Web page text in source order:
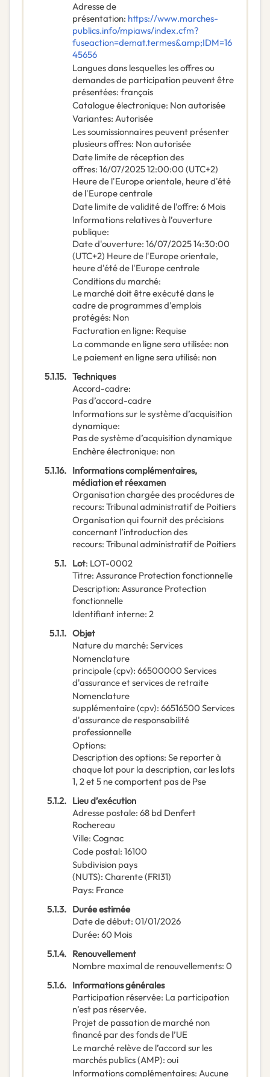
Adresse de
présentation: https://www.marches-
publics.info/mpiaws/index.cfm?
fuseaction=demat.termes&amp;IDM=16
45656
Langues dans lesquelles les offres ou
demandes de participation peuvent être
présentées: français
Catalogue électronique: Non autorisée
Variantes: Autorisée
Les soumissionnaires peuvent présenter
plusieurs offres: Non autorisée
Date limite de réception des
offres: 16/07/202512:00:00 (UTC+2)
Heure de l'Europe orientale, heure d'été
de l'Europe centrale
Date limite de validité de l’offre: 6 Mois
Informations relatives à l’ouverture
publique:
Date d'ouverture: 16/07/202514:30:00
(UTC+2) Heure de l'Europe orientale,
heure d'été de l'Europe centrale
Conditions du marché:
Le marché doit être exécuté dans le
cadre de programmes d’emplois
protégés: Non
Facturation en ligne: Requise
La commande en ligne sera utilisée: non
Le paiement en ligne sera utilisé: non
5.1.15. Techniques
Accord-cadre:
Pas d’accord-cadre
Informations sur le système d’acquisition
dynamique:
Pas de système d’acquisition dynamique
Enchère électronique: non
5.1.16. Informations complémentaires,
médiation et réexamen
Organisation chargée des procédures de
recours: Tribunal administratif de Poitiers
Organisation qui fournit des précisions
concernant l’introduction des
recours: Tribunal administratif de Poitiers
5.1. Lot: LOT-0002
Titre: Assurance Protection fonctionnelle
Description: Assurance Protection
fonctionnelle
Identifiant interne: 2
5.1.1. Objet
Nature du marché: Services
Nomenclature
principale(cpv): 66500000 Services
d'assurance et services de retraite
Nomenclature
supplémentaire(cpv): 66516500 Services
d'assurance de responsabilité
professionnelle
Options:
Description des options: Se reporter à
chaque lot pour la description, car les lots
1, 2 et 5 ne comportent pas de Pse
5.1.2. Lieu d’exécution
Adresse postale: 68 bd Denfert
Rochereau
Ville: Cognac
Code postal: 16100
Subdivision pays
(NUTS): Charente(FRI31)
Pays: France
5.1.3. Durée estimée
Date de début: 01/01/2026
Durée: 60 Mois
5.1.4. Renouvellement
Nombre maximal de renouvellements: 0
5.1.6. Informations générales
Participation réservée: La participation
n’est pas réservée.
Projet de passation de marché non
financé par des fonds de l’UE
Le marché relève de l’accord sur les
marchés publics (AMP): oui
Informations complémentaires: Aucune